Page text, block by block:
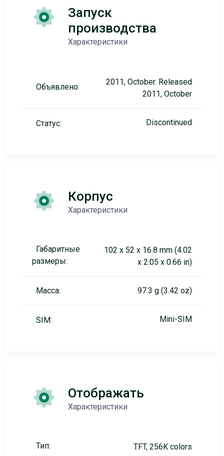
Запуск
производства
Характеристики
Объявлено:
2011, October. Released
2011, October
Статус: Discontinued
Корпус
Характеристики
Габаритные
размеры:
102 x 52 x 16.8 mm (4.02
x 2.05 x 0.66 in)
Масса: 97.3 g (3.42 oz)
SIM: Mini-SIM
Отображать
Характеристики
Тип: TFT, 256K colors